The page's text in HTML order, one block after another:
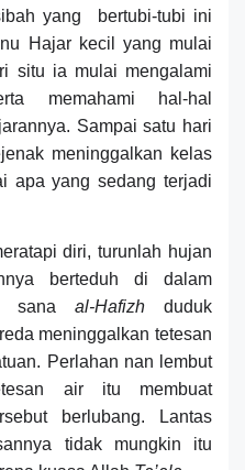
yang bertubi-tubi ini
Hajar kecil yang mulai
situ ia mulai mengalami
memahami hal-hal
Sampai satu hari
meninggalkan kelas
apa yang sedang terjadi
diri, turunlah hujan
berteduh di dalam
sanaal-Hafizh duduk
meninggalkan tetesan
Perlahan nan lembut
air itu membuat
berlubang. Lantas
tidak mungkin itu